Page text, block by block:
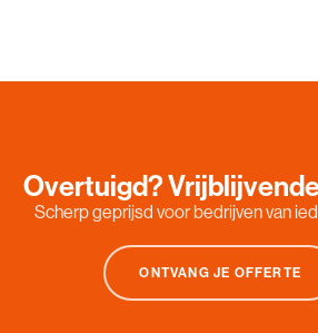
Overtuigd?
Scherp geprijsd voor bedrijven van
ONTVANG JE OFFERTE